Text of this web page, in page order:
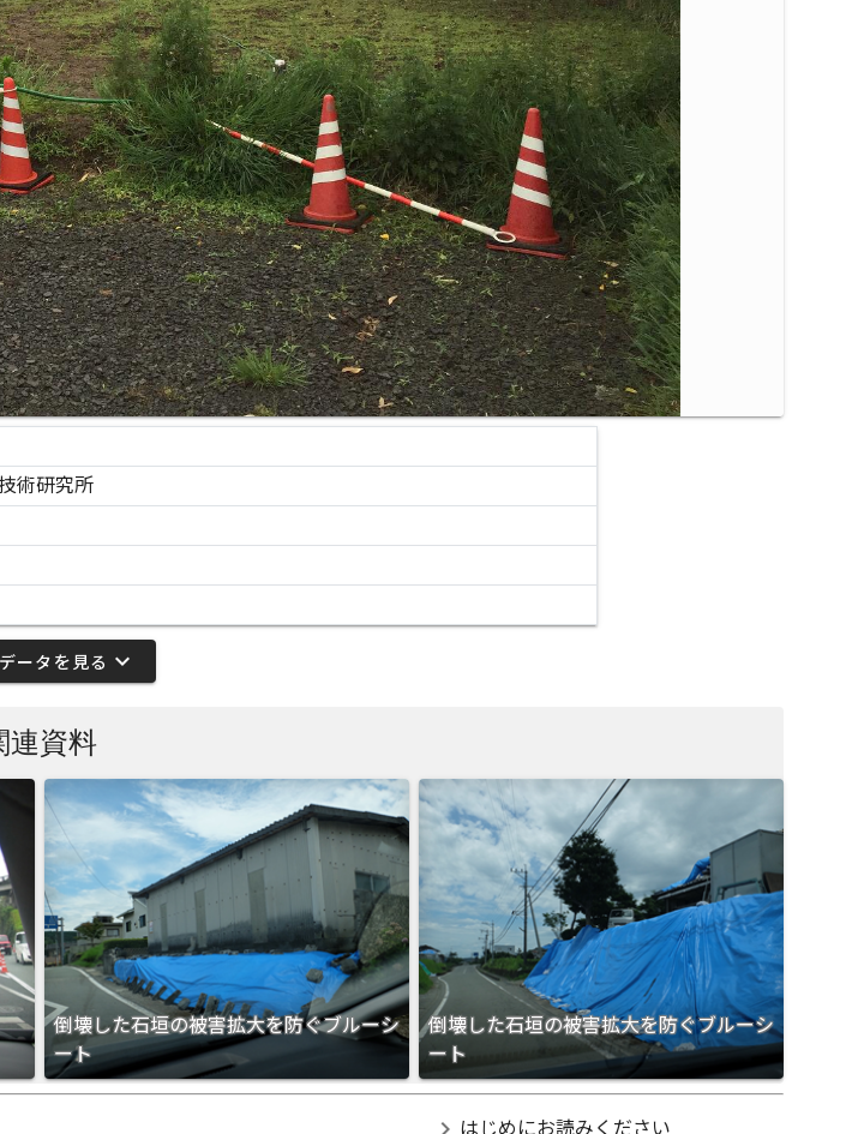
術研究所
ータを見る expand_more
連資料
倒壊した石垣の被害拡大を防ぐブルーシ
ート
倒壊した石垣の被害拡大を防ぐブルーシ
ート
はじめにお読みください